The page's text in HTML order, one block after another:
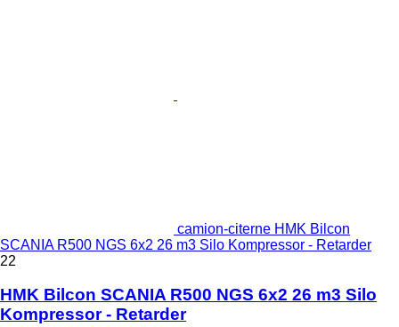
camion-citerne HMK Bilcon
SCANIA R500 NGS 6x2 26 m3 Silo Kompressor - Retarder
22
HMK Bilcon SCANIA R500 NGS 6x2 26 m3 Silo
Kompressor - Retarder